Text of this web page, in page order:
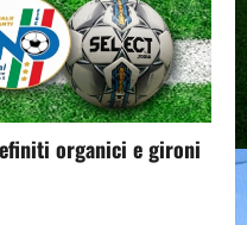
organici e gironi